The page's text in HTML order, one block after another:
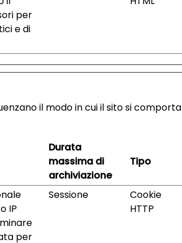
per
e di
il modo in cui il sito si comporta
Durata
massima di
archiviazione
Tipo
IP
per
Sessione
Cookie
HTTP